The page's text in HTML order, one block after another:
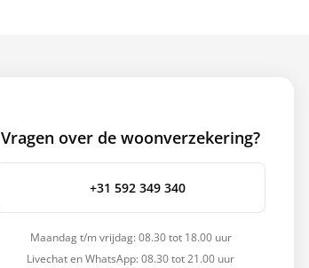
Vragen over de woonverzekering?
+31 592 349 340
Maandag t/m vrijdag: 08.30 tot 18.00 uur
Livechat en WhatsApp: 08.30 tot 21.00 uur